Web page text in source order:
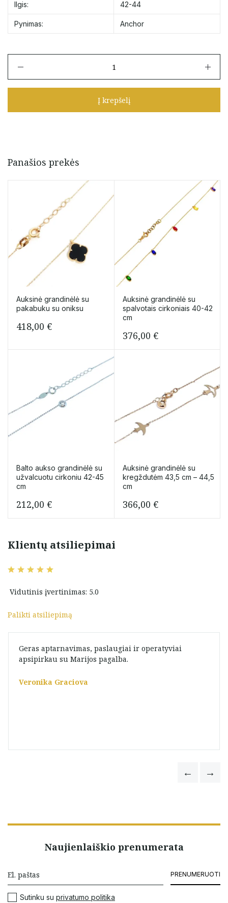
Ilgis: 42-44
Pynimas: Anchor
Balto
su
42
-
Į krepšelį
Panašios prekės
Auksinė grandinėlė su
pakabuku su oniksu
418,00 €
Auksinė grandinėlė su
spalvotais cirkoniais 40-42
cm
376,00 €
Balto aukso grandinėlė su
užvalcuotu cirkoniu 42-45
cm
212,00 €
Auksinė grandinėlė su
kregždutėm 43,5 cm – 44,5
cm
366,00 €
Klientų atsiliepimai
Vidutinis įvertinimas: 5.0
Palikti atsiliepimą
Geras aptarnavimas, paslaugiai ir operatyviai
apsipirkau su Marijos pagalba.
Veronika Graciova
Naujienlaiškio prenumerata
PRENUMERUOTI
Sutinku su privatumo politika